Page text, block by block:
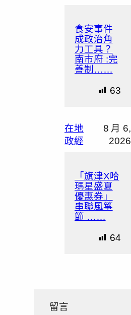
食安事件
成政治角
力工具？
南市府 :完
善制……
63
在地
政經
8 月 6,
2026
「旗津X哈
瑪星盛夏
優惠券」
串聯風箏
節 ……
64
留言